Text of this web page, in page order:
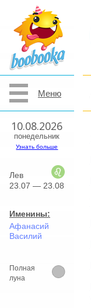
Меню
10.08.2026
понедельник
Узнать больше
Лев
23.07 — 23.08
Именины:
Афанасий
Василий
Полная
луна